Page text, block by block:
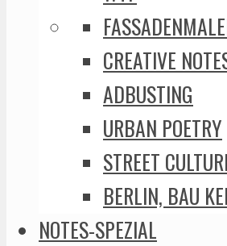
CREATIVE
ADBUSTING
URBAN POETRY
STREET
BERLIN, BAU
NOTES-SPEZIAL